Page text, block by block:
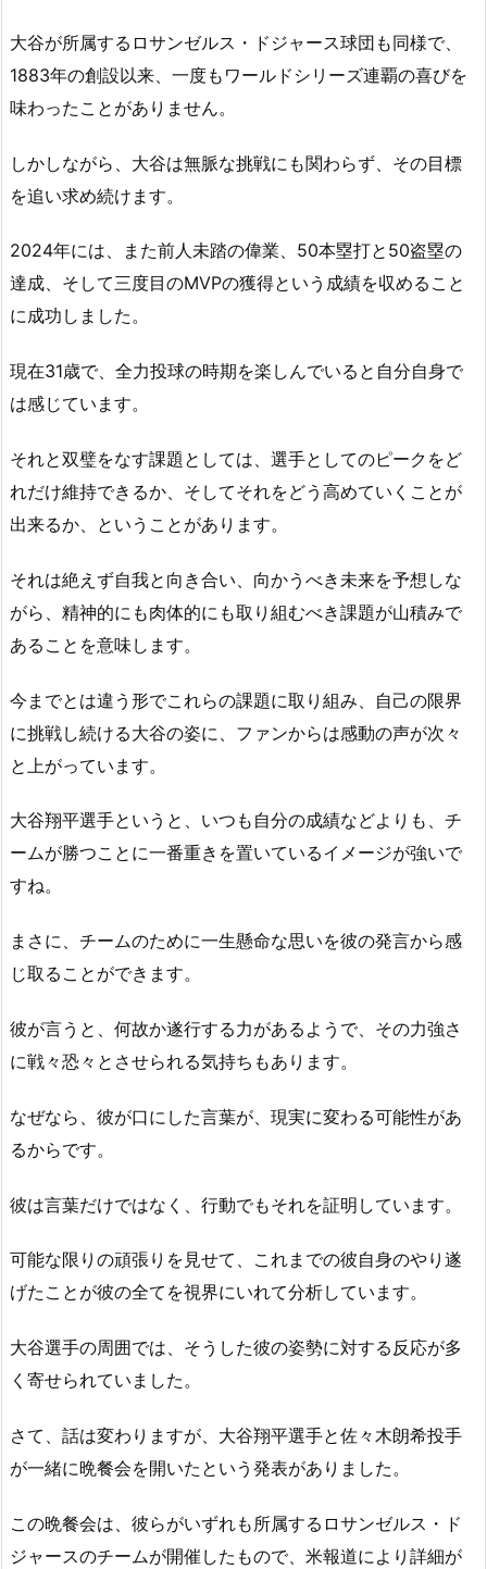
大谷が所属するロサンゼルス・ドジャース球団も同様で、
1883年の創設以来、一度もワールドシリーズ連覇の喜びを
味わったことがありません。
しかしながら、大谷は無脈な挑戦にも関わらず、その目標
を追い求め続けます。
2024年には、また前人未踏の偉業、50本塁打と50盗塁の
達成、そして三度目のMVPの獲得という成績を収めること
に成功しました。
現在31歳で、全力投球の時期を楽しんでいると自分自身で
は感じています。
それと双璧をなす課題としては、選手としてのピークをど
れだけ維持できるか、そしてそれをどう高めていくことが
出来るか、ということがあります。
それは絶えず自我と向き合い、向かうべき未来を予想しな
がら、精神的にも肉体的にも取り組むべき課題が山積みで
あることを意味します。
今までとは違う形でこれらの課題に取り組み、自己の限界
に挑戦し続ける大谷の姿に、ファンからは感動の声が次々
と上がっています。
大谷翔平選手というと、いつも自分の成績などよりも、チ
ームが勝つことに一番重きを置いているイメージが強いで
すね。
まさに、チームのために一生懸命な思いを彼の発言から感
じ取ることができます。
彼が言うと、何故か遂行する力があるようで、その力強さ
に戦々恐々とさせられる気持ちもあります。
なぜなら、彼が口にした言葉が、現実に変わる可能性があ
るからです。
彼は言葉だけではなく、行動でもそれを証明しています。
可能な限りの頑張りを見せて、これまでの彼自身のやり遂
げたことが彼の全てを視界にいれて分析しています。
大谷選手の周囲では、そうした彼の姿勢に対する反応が多
く寄せられていました。
さて、話は変わりますが、大谷翔平選手と佐々木朗希投手
が一緒に晩餐会を開いたという発表がありました。
この晩餐会は、彼らがいずれも所属するロサンゼルス・ド
ジャースのチームが開催したもので、米報道により詳細が